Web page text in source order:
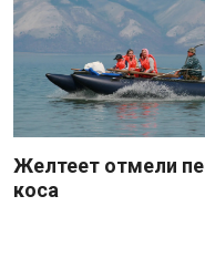
Желтеет отмели
коса